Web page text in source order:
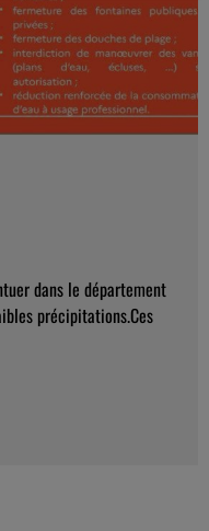
dans le département
précipitations.Ces